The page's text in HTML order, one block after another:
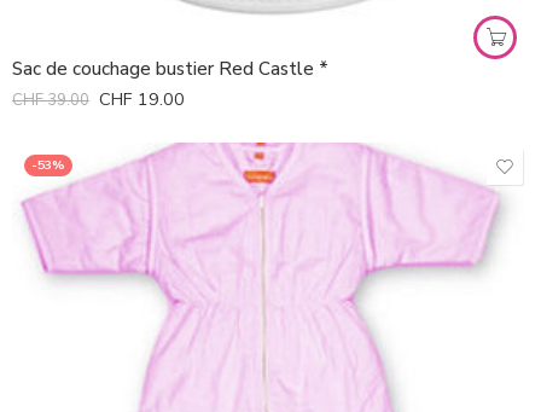
Sac de couchage bustier Red Castle *
CHF39.00 CHF 19.00
-53%